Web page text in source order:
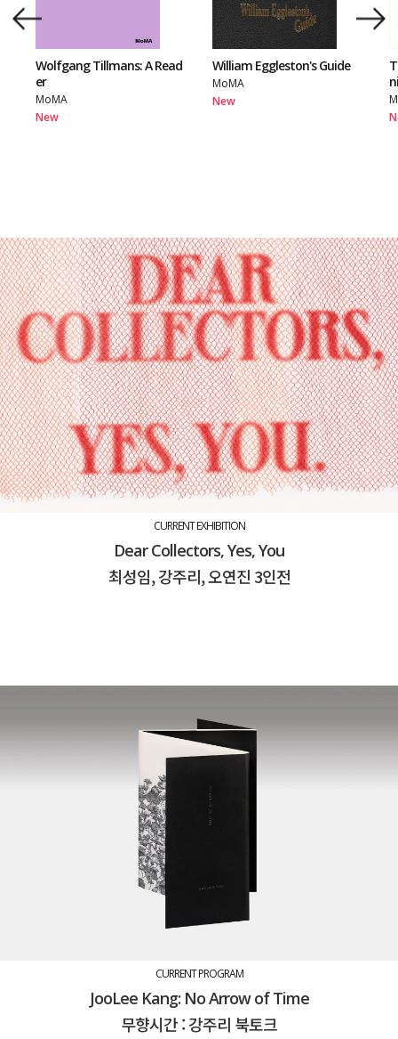
Wolfgang Tillmans: A Read
er
MoMA
New
William Eggleston's Guide
MoMA
New
CURRENT EXHIBITION
Dear Collectors, Yes, You
최성임, 강주리, 오연진 3인전
CURRENT PROGRAM
JooLee Kang: No Arrow of Time
무향시간 : 강주리 북토크